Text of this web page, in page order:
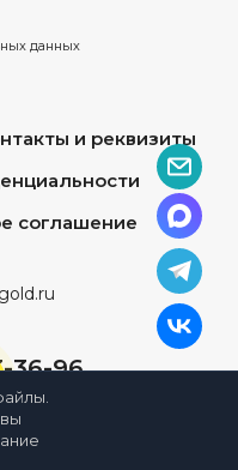
данных
и реквизиты
соглашение
36-96